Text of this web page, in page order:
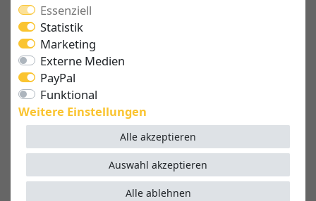
Essenziell
Statistik
Marketing
Externe Medien
PayPal
Funktional
Weitere Einstellungen
Alle akzeptieren
Alle ablehnen
Auswahl akzeptieren